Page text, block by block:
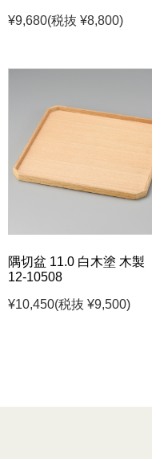
¥9,680(税抜 ¥8,800)
隅切盆 11.0 白木塗 木製
12-10508
¥10,450(税抜 ¥9,500)